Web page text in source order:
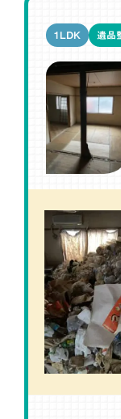
1LDK 遺品